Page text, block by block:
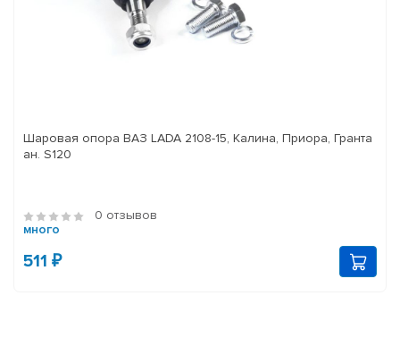
Шаровая опора ВАЗ LADA 2108-15, Калина, Приора, Гранта
ан. S120
0 отзывов
много
511 ₽